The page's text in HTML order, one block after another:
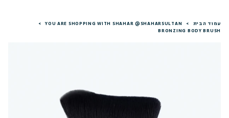
עמוד הבית >
YOU ARE SHOPPING WITH SHAHAR @SHAHARSULTAN
>
BRONZING BODY BRUSH